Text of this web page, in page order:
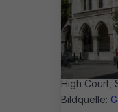
High Court,
Bildquelle: